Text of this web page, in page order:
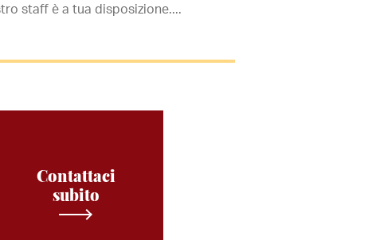
staff è a tua disposizione....
Contattaci
subito